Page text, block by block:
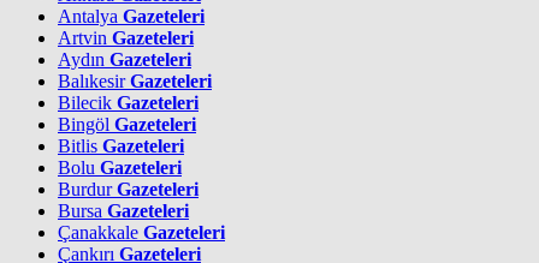
Antalya Gazeteleri
Artvin Gazeteleri
Aydın Gazeteleri
BalıkesirGazeteleri
Bilecik Gazeteleri
Bingöl Gazeteleri
Bitlis Gazeteleri
Bolu Gazeteleri
BurdurGazeteleri
Bursa Gazeteleri
Çanakkale Gazeteleri
Çankırı Gazeteleri